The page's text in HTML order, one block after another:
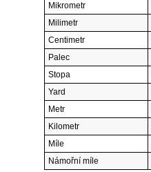
Mikrometr
Milimetr
Centimetr
Palec
Stopa
Yard
Metr
Kilometr
Míle
Námořní míle